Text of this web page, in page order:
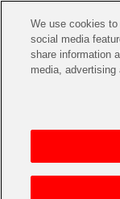
CHANNEL
アイドルマスター
アイドルマスター
イベントグッズ
トイ・ホビー
We use cookies
social media
share information
media,